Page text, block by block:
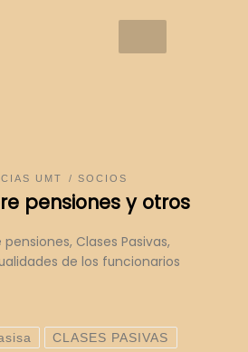
UMT SOCIOS
pensiones y otros
Clases Pasivas,
de los funcionarios
CLASES PASIVAS